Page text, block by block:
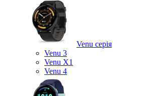
Venu серія
Venu 3
Venu X1
Venu 4